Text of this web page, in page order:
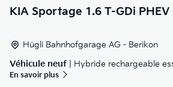
KIA Sportage 1.6 T-GDi PHEV
Hügli Bahnhofgarage AG - Berikon
Véhicule neuf | Hybride rechargeable
En savoir plus